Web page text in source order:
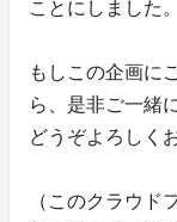
ことにしました。
もしこの企画に
ら、是非ご一緒
どうぞよろしく
（このクラウド